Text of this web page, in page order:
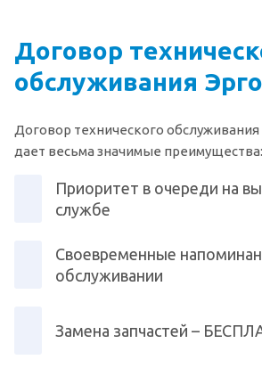
Договор
обслуживания
Договор технического
дает весьма значимые преимущества:
Приоритет в очереди на
службе
Своевременные
обслуживании
Замена запчастей –